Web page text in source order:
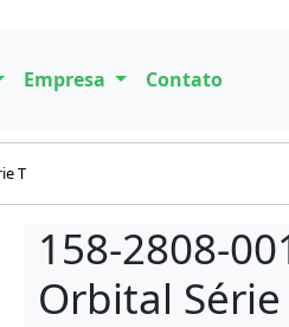
Empresa Contato
T
158-2808-
Orbital